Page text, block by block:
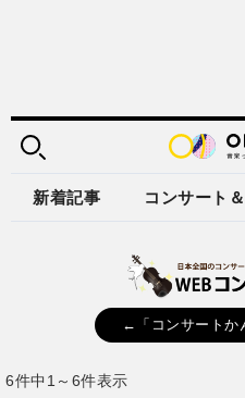
新着記事 コンサート
←「コンサートか
6件中1～6件表示